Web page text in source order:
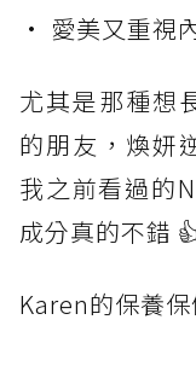
• 愛美又重視
尤其是那種想
的朋友，煥妍
我之前看過的
成分真的不錯
Karen的保養